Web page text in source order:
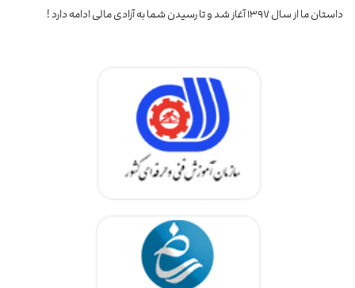
داستان ما از سال ۱۳۹۷ آغاز شد و تا رسیدن شما به آزادی مالی ادامه دارد !